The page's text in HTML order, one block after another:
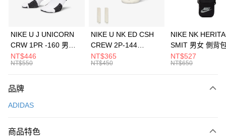
上海商業儲蓄銀行
元大商業銀行
台灣樂天信用卡公司
Apple Pay
全盈+PAY
AFTEE先享後付
【關於「AFTEE先享後付」】
便利好安心！
３．安心：先確認商品／服務後，再付款。
運送方式
每筆NT$100，滿NT$1,500(含以上)免運費
NIKE U J UNICORN
CRW 1PR -160 男女
中統襪 FZ3393100
NT$446
NT$550
NIKE U NK ED CSH
CREW 2P-144
EMBRDY 男女 短統襪
FZ3073133
NT$365
NT$450
NIKE NK
SMIT 男女 側背
BA5871010
NT$527
NT$650
品牌
ADIDAS
商品特色